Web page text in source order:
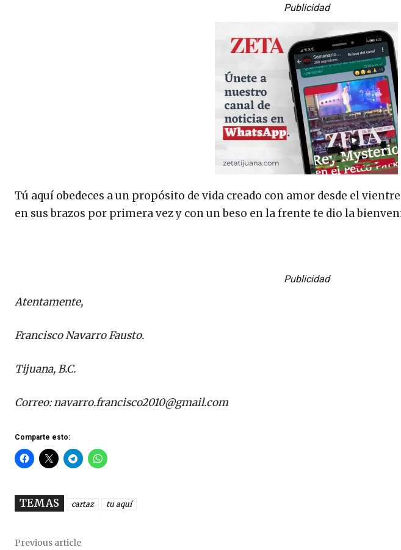
Publicidad
Tú aquí obedeces a un propósito de vida creado con amor desde el
en sus brazos por primera vez y con un beso en la frente te dio la
Publicidad
Atentamente,
Francisco Navarro Fausto.
Tijuana, B.C.
Correo:navarro.francisco2010@gmail.com
Comparte esto:
TEMAS cartaz tu aquí
Previous article